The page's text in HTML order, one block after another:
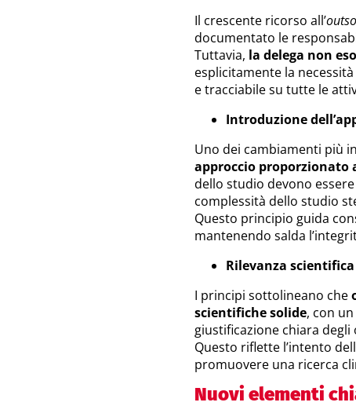
Il crescente ricorso all’
documentato le
Tuttavia, la delega non
esplicitamente la
e tracciabile su tutte le
Introduzione
Uno dei cambiamenti più
approccio proporzionato
dello studio devono
complessità dello studio
Questo principio guida
mantenendo salda
Rilevanza
I principi sottolineano che
scientifiche solide, con
giustificazione chiara degli
Questo riflette l’intento
promuovere una ricerca
Nuovi elementi